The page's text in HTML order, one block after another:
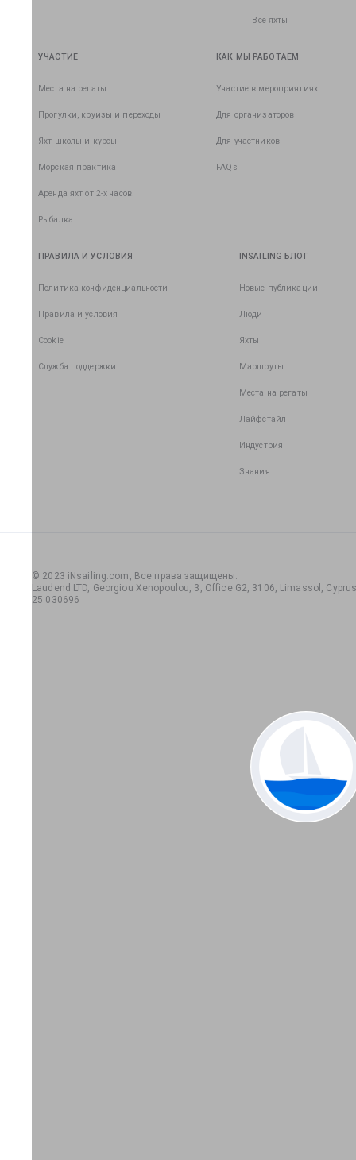
Все яхты
УЧАСТИЕ
Места на регаты
Прогулки, круизы и переходы
Яхт школы и курсы
Морская практика
Аренда яхт от 2-х часов!
Рыбалка
КАК МЫ РАБОТАЕМ
Участие в мероприятиях
Для организаторов
Для участников
FAQs
ПРАВИЛА И УСЛОВИЯ
Политика конфиденциальности
Правила и условия
Cookie
Служба поддержки
INSAILING БЛОГ
Новые публикации
Люди
Яхты
Маршруты
Места на регаты
Лайфстайл
Индустрия
Знания
© 2023 iNsailing.com, Все права защищены.
Laudend LTD, Georgiou Xenopoulou, 3, Office G2, 3106, Limassol,
25 030696